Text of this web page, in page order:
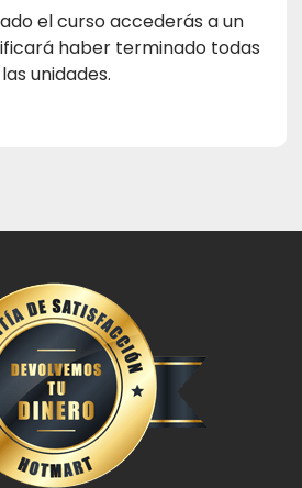
el curso accederás a un
haber terminado todas
las unidades.